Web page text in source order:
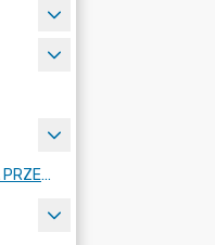
PLANY ZAGOSPODAROWANIA PRZESTRZENNEGO